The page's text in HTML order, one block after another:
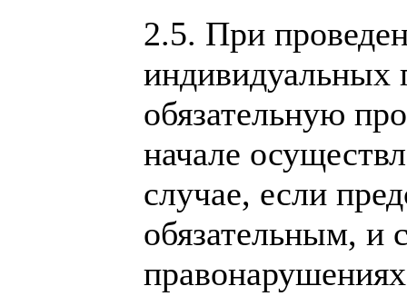
2.5. При
индивидуальных
обязательную
начале
случае, если
обязательным, и